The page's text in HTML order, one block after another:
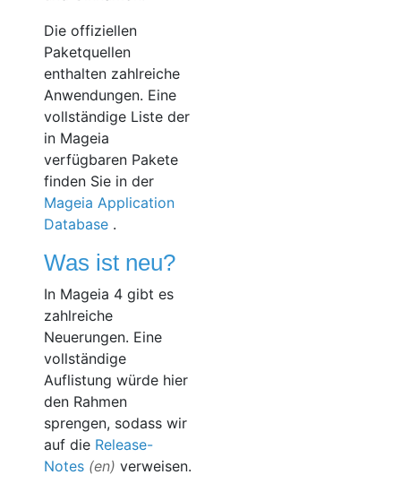
Die offiziellen
Paketquellen
enthalten zahlreiche
Anwendungen. Eine
vollständige Liste der
in Mageia
verfügbaren Pakete
finden Sie in der
Mageia Application
Database .
Was ist neu?
In Mageia 4 gibt es
zahlreiche
Neuerungen. Eine
vollständige
Auflistung würde hier
den Rahmen
sprengen, sodass wir
auf die Release-
Notes
verweisen.